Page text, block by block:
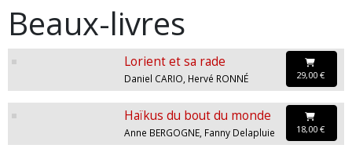
Beaux-livres
Lorient et sa rade
Daniel CARIO, Hervé RONNÉ 29,00 €
Haïkus du bout du monde
Anne BERGOGNE, Fanny Delapluie 18,00 €